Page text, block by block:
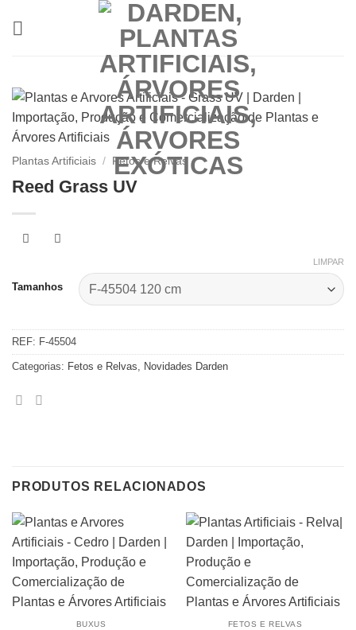
Plantas Artificiais / Fetos e Relvas
Reed Grass UV
Tamanhos
LIMPAR
REF: F-45504
Categorias: Fetos e Relvas, Novidades Darden
PRODUTOS RELACIONADOS
BUXUS FETOS E RELVAS